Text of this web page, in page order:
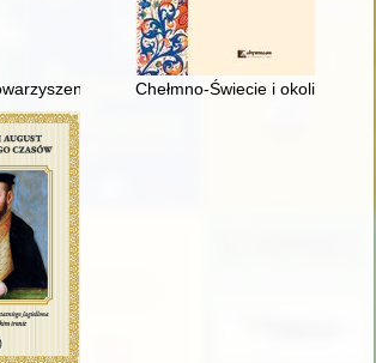
"Civitas Christiana" Oddział w
Chełmno-Świecie i okolice XI-